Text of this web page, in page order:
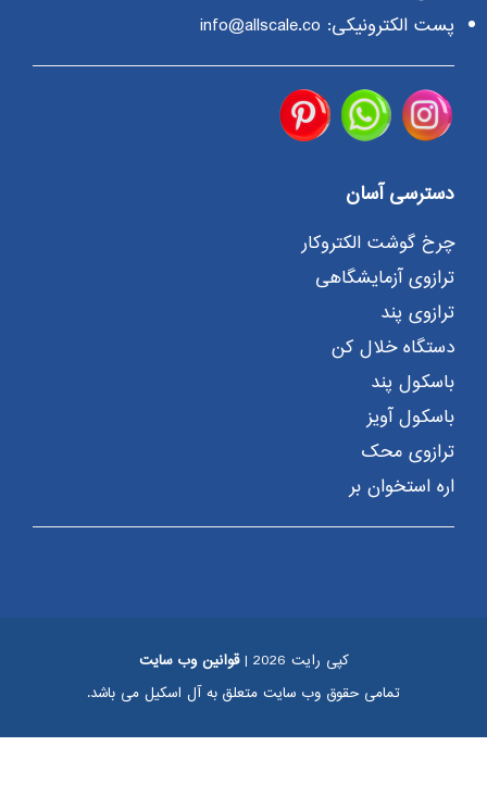
پست الکترونیکی: info@allscale.co
دسترسی آسان
چرخ گوشت الکتروکار
ترازوی آزمایشگاهی
ترازوی پند
دستگاه خلال کن
باسکول پند
باسکول آویز
ترازوی محک
اره استخوان بر
کپی رایت 2026 |
قوانین وب سایت
تمامی حقوق وب سایت متعلق به آل اسکیل می باشد.